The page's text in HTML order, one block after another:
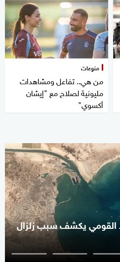
منوعات
من هي.. تفاعل ومشاهدات
مليونية لصلاح مع "إيشان
أكسوي"
القومي يكشف سبب زلزال